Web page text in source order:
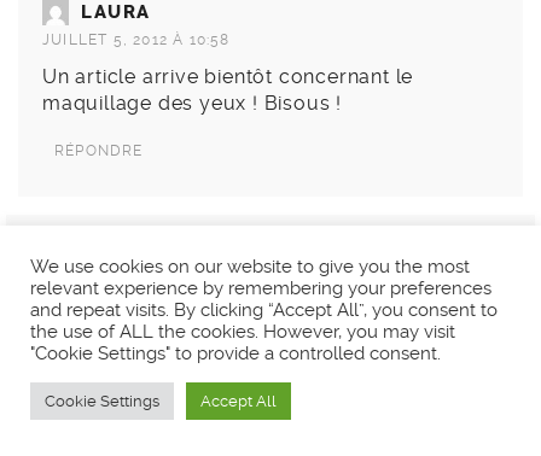
LAURA
JUILLET 5, 2012 À 10:58
Un article arrive bientôt concernant le
maquillage des yeux ! Bisous !
RÉPONDRE
JUILLET 4, 2012 À 3:02
Super article! Bien expliqué et très utile ^^
RÉPONDRE
We use cookies on our website to give you the most
relevant experience by remembering your preferences
and repeat visits. By clicking “Accept All”, you consent to
the use of ALL the cookies. However, you may visit
"Cookie Settings" to provide a controlled consent.
Cookie Settings Accept All